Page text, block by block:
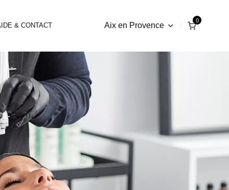
& CONTACT Aix en Provence